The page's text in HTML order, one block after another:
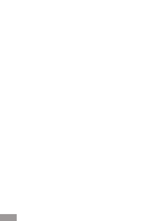
বাধ্যতামূলক করা হবে: ক্রীড়া প্রতিমন্ত্রী